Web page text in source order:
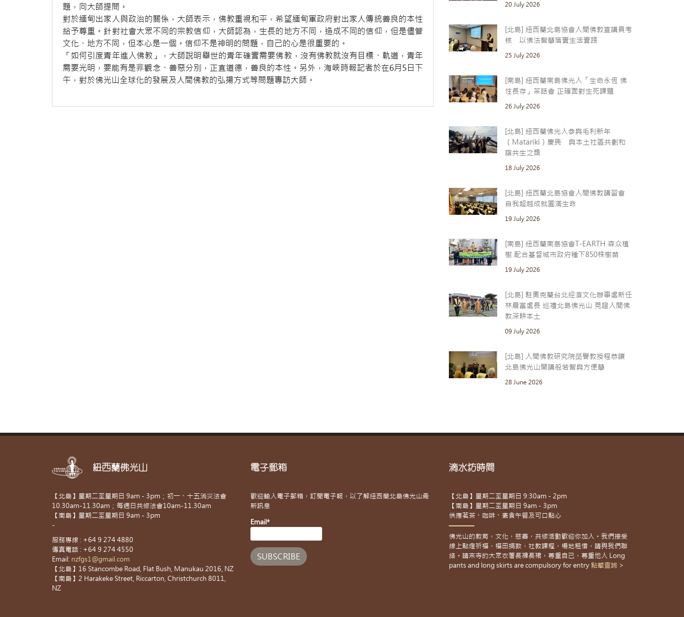
題，向大師提問。
對於緬甸出家人與政治的關係，大師表示，佛教重視和平，希望緬甸軍政府對出家人傳統善良的本性
給予尊重。針對社會大眾不同的宗教信仰，大師認為，生長的地方不同，造成不同的信仰，但是儘管
文化、地方不同，但本心是一個。信仰不是神明的問題，自己的心是很重要的。
「如何引度青年進入佛教」，大師說明舉世的青年確實需要佛教，沒有佛教就沒有目標、軌道，青年
需要光明，要能有是非觀念、善惡分別，正直道德，善良的本性。另外，海峽時報記者於在6月5日下
午，對於佛光山全球化的發展及人間佛教的弘揚方式等問題專訪大師。
20 July 2026
[北島] 紐西蘭北島協會人間佛教宣講員考
核 以佛法智慧落實生活實踐
25 July 2026
[南島] 紐西蘭南島佛光人「生命永恆 佛
性長存」茶話會 正確面對生死課題
26 July 2026
[北島] 紐西蘭佛光人參與毛利新年
（Matariki）慶典 與本土社區共劃和
諧共生之槳
18 July 2026
[北島] 紐西蘭北島協會人間佛教講習會
自我超越成就圓滿生命
19 July 2026
[南島] 紐西蘭南島協會T-EARTH 森众植
樹 配合基督城市政府種下850株樹苗
19 July 2026
[北島] 駐奧克蘭台北經濟文化辦事處新任
林晨富處長 巡禮北島佛光山 見證人間佛
教深耕本土
09 July 2026
[北島] 人間佛教研究院榮譽教授程恭讓
北島佛光山開講般若智與方便慧
28 June 2026
紐西蘭佛光山
【北島】星期二至星期日 9am - 3pm；初一、十五消災法會
10.30am-11.30am；每週日共修法會10am-11.30am
【南島】星期二至星期日 9am - 3pm
-
服務專線 : +64 9 274 4880
傳真電話 : +64 9 274 4550
Email: nzfgs1@gmail.com
【北島】16 Stancombe Road, Flat Bush, Manukau 2016, NZ
【南島】2 Harakeke Street, Riccarton, Christchurch 8011,
NZ
電子郵箱
歡迎輸入電子郵箱，訂閱電子報，以了解紐西蘭北島佛光山最
新訊息
Email*
滴水坊時間
【北島】星期二至星期日 9:30am - 2pm
【南島】星期二至星期日 9am - 3pm
供應茗茶、咖啡、素食午餐及可口點心
佛光山的教育，文化，慈善，共修活動歡迎你加入。我們接受
線上點燈祈福，福田捐款，社教課程，場地租借，請與我們聯
絡。請來寺的大眾衣著長褲長裙，尊重自己，尊重他人 Long
pants and long skirts are compulsory for entry 點擊查詢 >